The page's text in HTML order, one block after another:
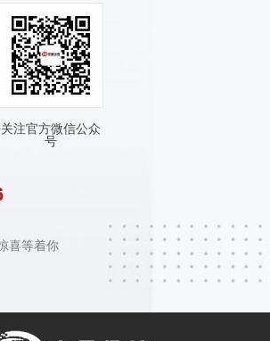
关注官方微信公众
号
喜等着你